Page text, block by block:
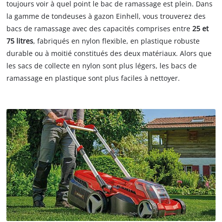
toujours voir à quel point le bac de ramassage est plein. Dans
la gamme de tondeuses à gazon Einhell, vous trouverez des
bacs de ramassage avec des capacités comprises entre25 et
75 litres, fabriqués en nylon flexible, en plastique robuste
durable ou à moitié constitués des deux matériaux. Alors que
les sacs de collecte en nylon sont plus légers, les bacs de
ramassage en plastique sont plus faciles à nettoyer.